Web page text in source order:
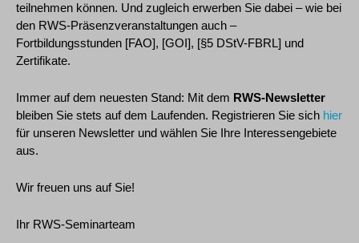
teilnehmen können. Und zugleich erwerben Sie dabei – wie bei
den RWS-Präsenzveranstaltungen auch –
Fortbildungsstunden [FAO], [GOI], [§5 DStV-FBRL] und
Zertifikate.
Immer auf dem neuesten Stand: Mit dem RWS-Newsletter
bleiben Sie stets auf dem Laufenden. Registrieren Sie sich hier
für unseren Newsletter und wählen Sie Ihre Interessengebiete
aus.
Wir freuen uns auf Sie!
Ihr RWS-Seminarteam